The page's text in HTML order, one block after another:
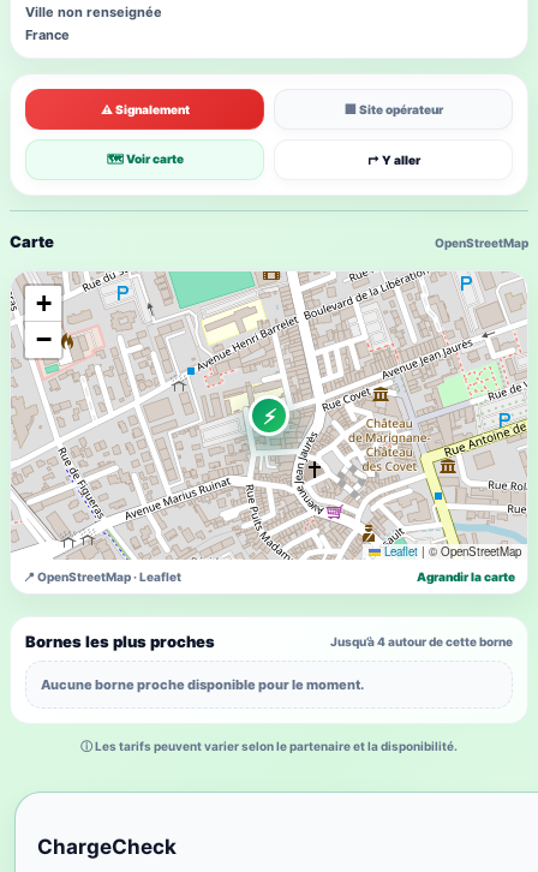
Carte OpenStreetMap
⚡
+
−
Leaflet | © OpenStreetMap
📍 OpenStreetMap · Leaflet Agrandir la carte
Bornes les plus proches Jusqu’à 4 autour de cette borne
Aucune borne proche disponible pour le moment.
⚠ Signalement 🏢 Site opérateur
🗺 Voir carte ↱ Y aller
Ville non renseignée
France
ⓘ Les tarifs peuvent varier selon le partenaire et la disponibilité.
ChargeCheck